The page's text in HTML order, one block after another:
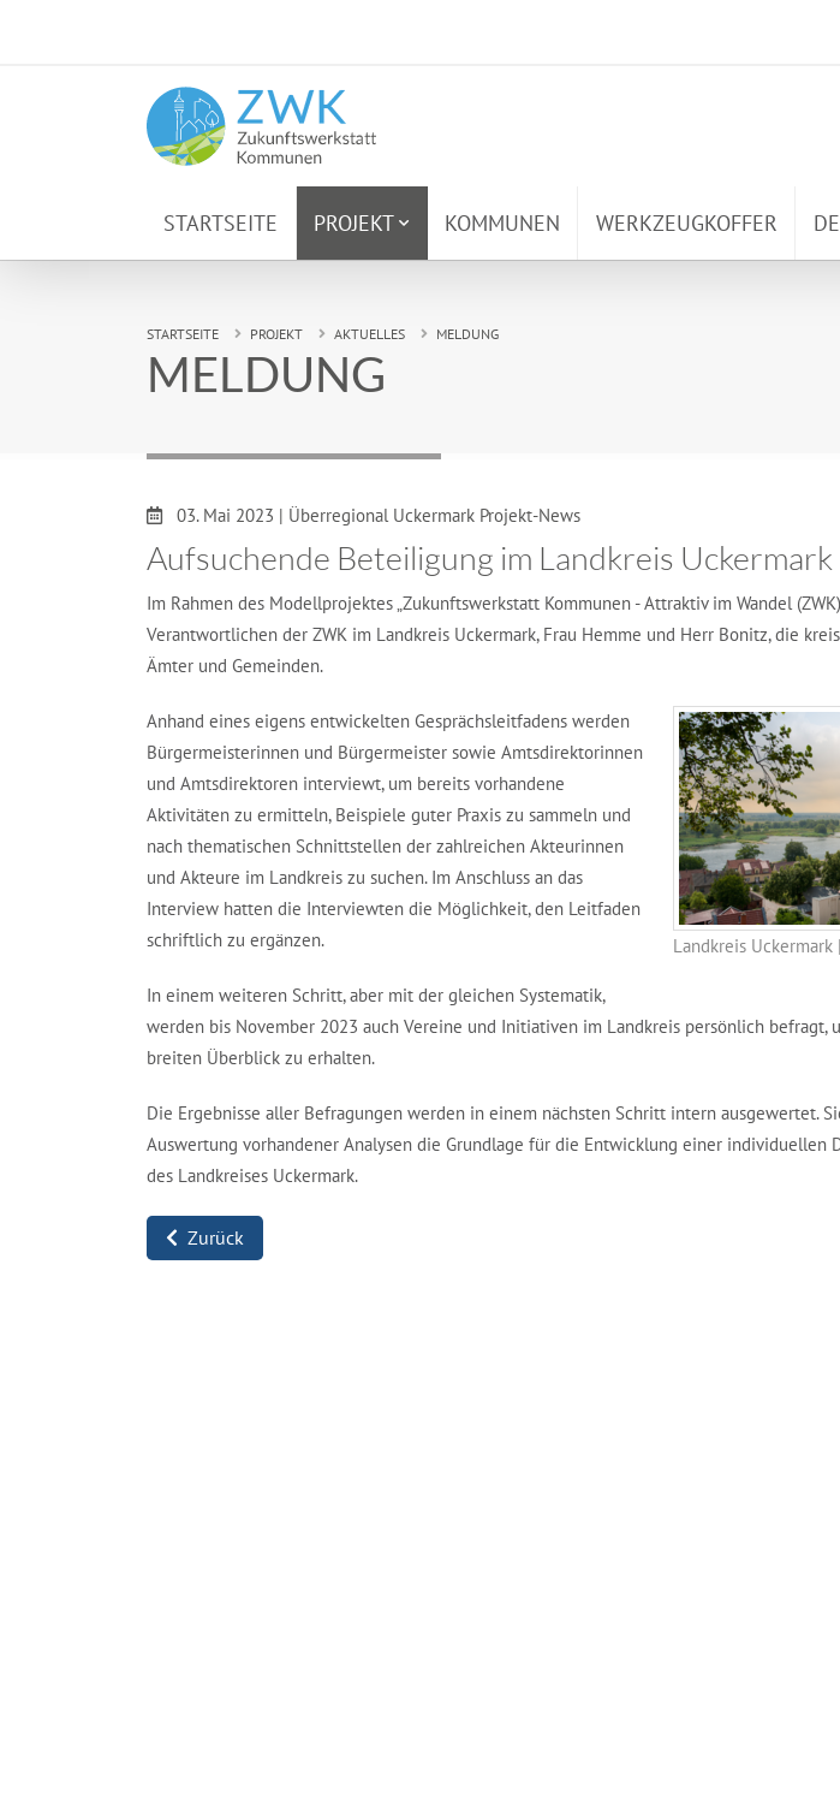
STARTSEITE PROJEKT KOMMUNEN WERKZEUGKOFFER
Sie sind hier:
STARTSEITE PROJEKT AKTUELLES MELDUNG
MELDUNG
Datum:
03. Mai 2023 | Überregional Uckermark Projekt-News
Aufsuchende Beteiligung im Landkreis Uckermark
Im Rahmen des Modellprojektes „Zukunftswerkstatt Kommunen - Attraktiv im Wandel
Verantwortlichen der ZWK im Landkreis Uckermark, Frau Hemme und Herr Bonitz, die
Ämter und Gemeinden.
Landkreis
Anhand eines eigens entwickelten Gesprächsleitfadens werden
Bürgermeisterinnen und Bürgermeister sowie Amtsdirektorinnen
und Amtsdirektoren interviewt, um bereits vorhandene
Aktivitäten zu ermitteln, Beispiele guter Praxis zu sammeln und
nach thematischen Schnittstellen der zahlreichen Akteurinnen
und Akteure im Landkreis zu suchen. Im Anschluss an das
Interview hatten die Interviewten die Möglichkeit, den Leitfaden
schriftlich zu ergänzen.
In einem weiteren Schritt, aber mit der gleichen Systematik,
werden bis November 2023 auch Vereine und Initiativen im Landkreis persönlich befragt,
breiten Überblick zu erhalten.
Die Ergebnisse aller Befragungen werden in einem nächsten Schritt intern ausgewertet.
Auswertung vorhandener Analysen die Grundlage für die Entwicklung einer individuellen
des Landkreises Uckermark.
Zurück